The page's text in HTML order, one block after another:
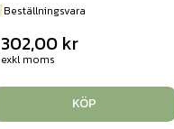
Beställningsvara
302,00 kr
exkl moms
KÖP